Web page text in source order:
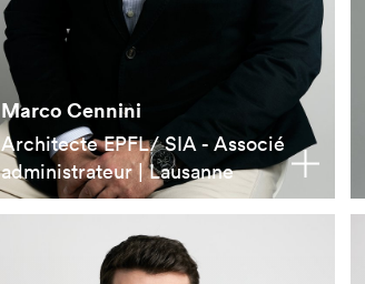
Marco Cennini
Architecte EPFL/ SIA - Associé
administrateur | Lausanne